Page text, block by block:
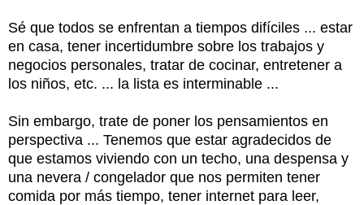
Sé que todos se enfrentan a tiempos difíciles ... estar
en casa, tener incertidumbre sobre los trabajos y
negocios personales, tratar de cocinar, entretener a
los niños, etc. ... la lista es interminable ...
Sin embargo, trate de poner los pensamientos en
perspectiva ... Tenemos que estar agradecidos de
que estamos viviendo con un techo, una despensa y
una nevera / congelador que nos permiten tener
comida por más tiempo, tener internet para leer,